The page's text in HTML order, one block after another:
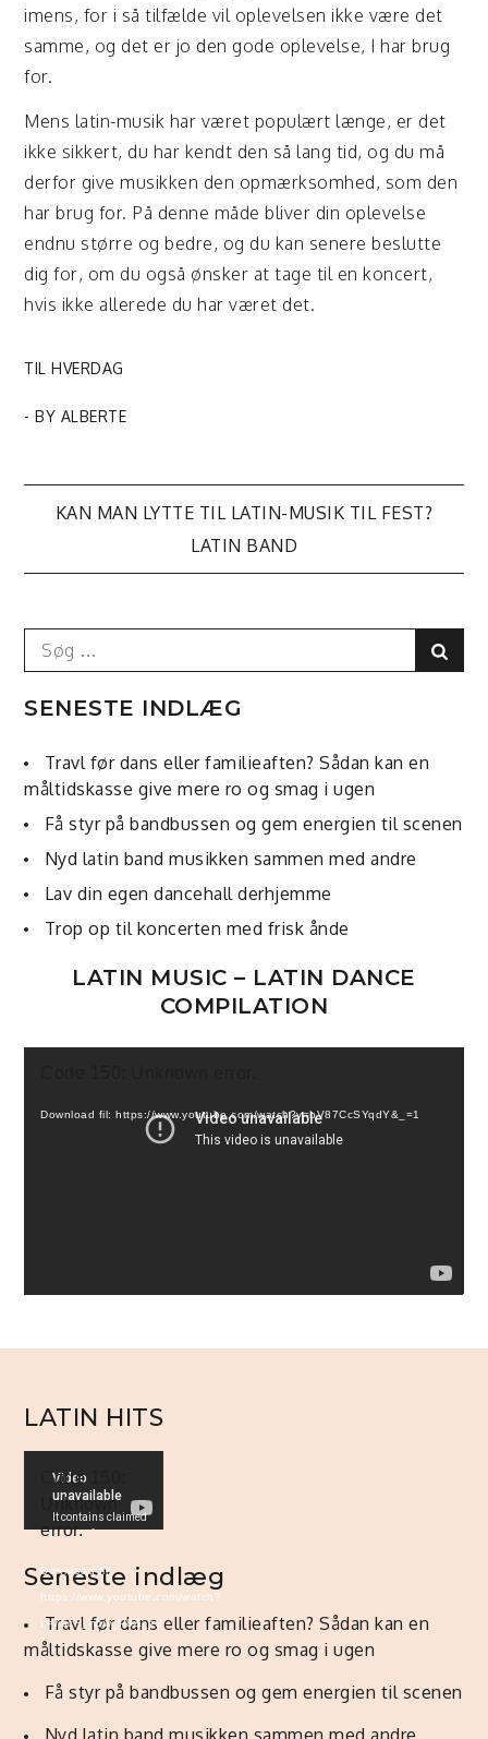
imens, for i så tilfælde vil oplevelsen ikke være det
samme, og det er jo den gode oplevelse, I har brug
for.
Mens latin-musik har været populært længe, er det
ikke sikkert, du har kendt den så lang tid, og du må
derfor give musikken den opmærksomhed, som den
har brug for. På denne måde bliver din oplevelse
endnu større og bedre, og du kan senere beslutte
dig for, om du også ønsker at tage til en koncert,
hvis ikke allerede du har været det.
TIL HVERDAG
- BY ALBERTE
Indlægsnavigation
KAN MAN LYTTE TIL LATIN-MUSIK TIL FEST?
LATIN BAND
Search
for:
SENESTE INDLÆG
Travl før dans eller familieaften? Sådan kan en
måltidskasse give mere ro og smag i ugen
Få styr på bandbussen og gem energien til scenen
Nyd latin band musikken sammen med andre
Lav din egen dancehall derhjemme
Trop op til koncerten med frisk ånde
LATIN MUSIC – LATIN DANCE
COMPILATION
Download fil: https://www.youtube.com/watch?v=bV87CcSYqdY&_=1
LATIN HITS
Code 150:
Unknown
error.
Download fil:
https://www.youtube.com/watch?
v=76cH_n5w_P8&_=2
Seneste indlæg
Travl før dans eller familieaften? Sådan kan en
måltidskasse give mere ro og smag i ugen
Få styr på bandbussen og gem energien til scenen